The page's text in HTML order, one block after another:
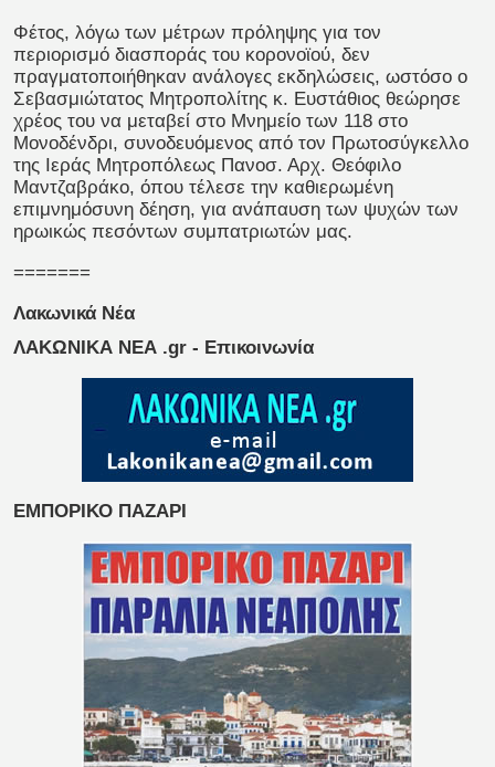
Φέτος, λόγω των μέτρων πρόληψης για τον
περιορισμό διασποράς του κορονοϊού, δεν
πραγματοποιήθηκαν ανάλογες εκδηλώσεις, ωστόσο ο
Σεβασμιώτατος Μητροπολίτης κ. Ευστάθιος θεώρησε
χρέος του να μεταβεί στο Μνημείο των 118 στο
Μονοδένδρι, συνοδευόμενος από τον Πρωτοσύγκελλο
της Ιεράς Μητροπόλεως Πανοσ. Αρχ. Θεόφιλο
Μαντζαβράκο, όπου τέλεσε την καθιερωμένη
επιμνημόσυνη δέηση, για ανάπαυση των ψυχών των
ηρωικώς πεσόντων συμπατριωτών μας.
=======
Λακωνικά Νέα
ΛΑΚΩΝΙΚΑ ΝΕΑ .gr - Επικοινωνία
ΕΜΠΟΡΙΚΟ ΠΑΖΑΡΙ